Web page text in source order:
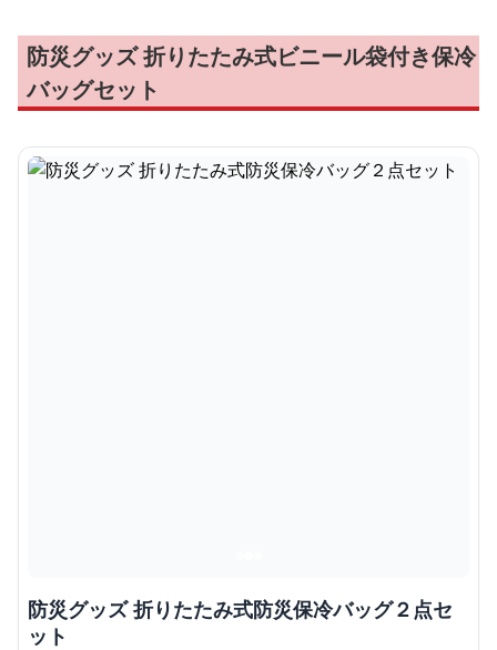
防災グッズ 折りたたみ式ビニール袋付き保冷
バッグセット
防災グッズ 折りたたみ式防災保冷バッグ２点セ
ット